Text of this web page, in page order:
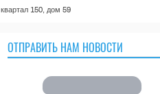
квартал 150, дом 59
ОТПРАВИТЬ НАМ НОВОСТИ